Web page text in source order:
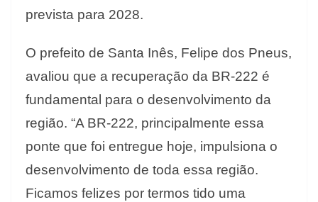
prevista para 2028.
O prefeito de Santa Inês, Felipe dos Pneus,
avaliou que a recuperação da BR-222 é
fundamental para o desenvolvimento da
região. “A BR-222, principalmente essa
ponte que foi entregue hoje, impulsiona o
desenvolvimento de toda essa região.
Ficamos felizes por termos tido uma